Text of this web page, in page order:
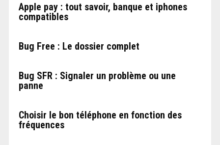
Apple pay : tout savoir, banque et iphones
compatibles
Bug Free : Le dossier complet
Bug SFR : Signaler un problème ou une
panne
Choisir le bon téléphone en fonction des
fréquences